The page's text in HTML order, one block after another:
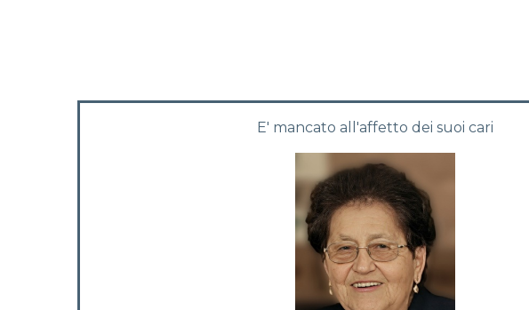
E' mancato all'affetto dei suoi cari